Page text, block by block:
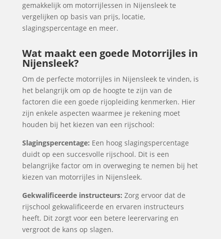
gemakkelijk om motorrijlessen in Nijensleek te
vergelijken op basis van prijs, locatie,
slagingspercentage en meer.
Wat maakt een goede Motorrijles in
Nijensleek?
Om de perfecte motorrijles in Nijensleek te vinden, is
het belangrijk om op de hoogte te zijn van de
factoren die een goede rijopleiding kenmerken. Hier
zijn enkele aspecten waarmee je rekening moet
houden bij het kiezen van een rijschool:
Slagingspercentage: Een hoog slagingspercentage
duidt op een succesvolle rijschool. Dit is een
belangrijke factor om in overweging te nemen bij het
kiezen van motorrijles in Nijensleek.
Gekwalificeerde instructeurs: Zorg ervoor dat de
rijschool gekwalificeerde en ervaren instructeurs
heeft. Dit zorgt voor een betere leerervaring en
vergroot de kans op slagen.